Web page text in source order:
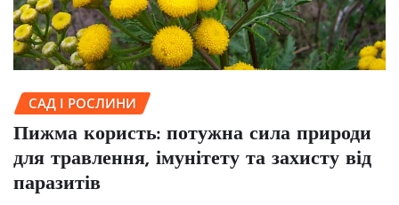
САД І РОСЛИНИ
Пижма користь: потужна сила природи
для травлення, імунітету та захисту від
паразитів